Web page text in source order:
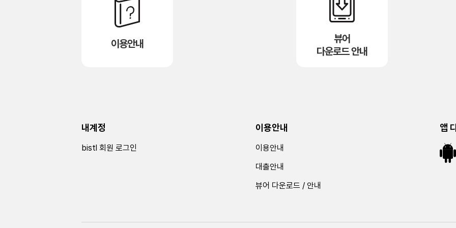
이용안내
뷰어
다운로드 안내
내계정
bistl 회원 로그인
이용안내
이용안내
대출안내
뷰어 다운로드 / 안내
앱